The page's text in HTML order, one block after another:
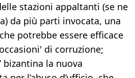
stazioni appaltanti (se ne
da più parti invocata, una
potrebbe essere efficace
di corruzione;
bizantina la nuova